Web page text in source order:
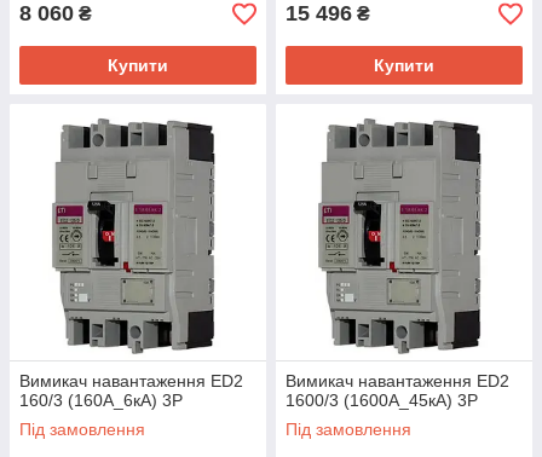
8 060 ₴
Купити
15 496 ₴
Купити
Вимикач навантаження ED2
160/3 (160А_6кА) 3P
Під замовлення
Вимикач навантаження ED2
1600/3 (1600А_45кА) 3Р
Під замовлення